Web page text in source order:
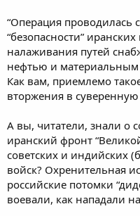
“Операция проводилась
“безопасности”
налаживания путей
нефтью и материальным
Как вам, приемлемо
вторжения в
А вы, читатели, знали о
иранский фронт
советских и индийских
войск? Охренительная
российские потомки
воевали, как нападали